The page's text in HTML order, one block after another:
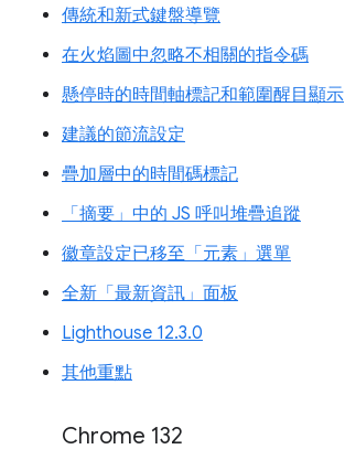
傳統和新式鍵盤導覽
在火焰圖中忽略不相關的指令碼
懸停時的時間軸標記和範圍醒目顯示
建議的節流設定
疊加層中的時間碼標記
「摘要」中的 JS 呼叫堆疊追蹤
徽章設定已移至「元素」選單
全新「最新資訊」面板
Lighthouse 12.3.0
其他重點
Chrome 132